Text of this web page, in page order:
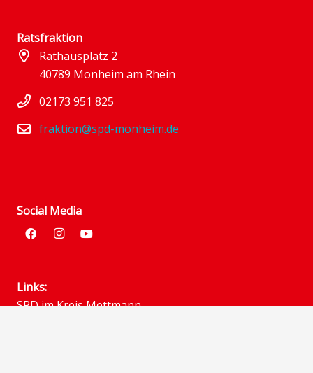
Ratsfraktion
Rathausplatz 2
40789 Monheim am Rhein
02173 951 825
fraktion@spd-monheim.de
Social Media
Links:
SPD im Kreis Mettmann